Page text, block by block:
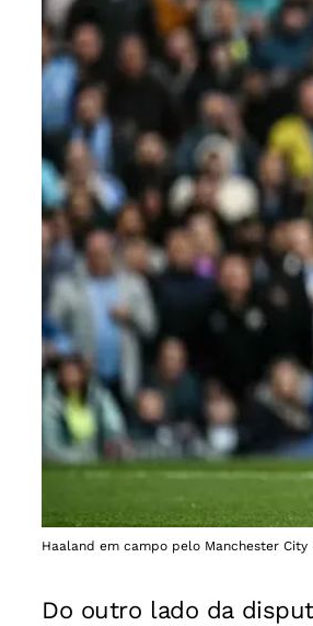
Haaland em campo pelo Manchester City
Do outro lado da